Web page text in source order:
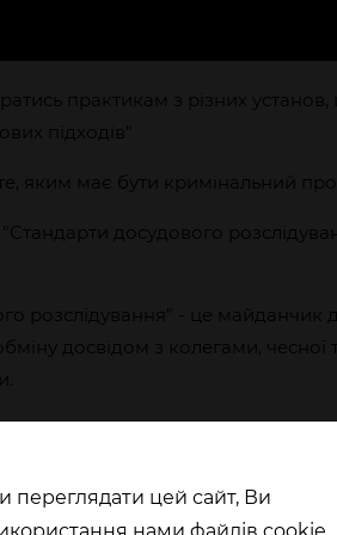
практикам з різних
підходів"
яким має бути кримінальний
досудового
розслідування" - це майданчик
досвідом з колегами,
учасників першого набору
для майбутніх
цей сайт, Ви
нами файлів cookie